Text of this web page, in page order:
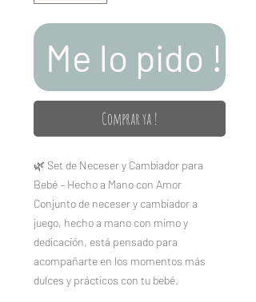
Me lo pido !
Comprar ya !
🌿 Set de Neceser y Cambiador para
Bebé – Hecho a Mano con Amor
Conjunto de neceser y cambiador a
juego, hecho a mano con mimo y
dedicación, está pensado para
acompañarte en los momentos más
dulces y prácticos con tu bebé.